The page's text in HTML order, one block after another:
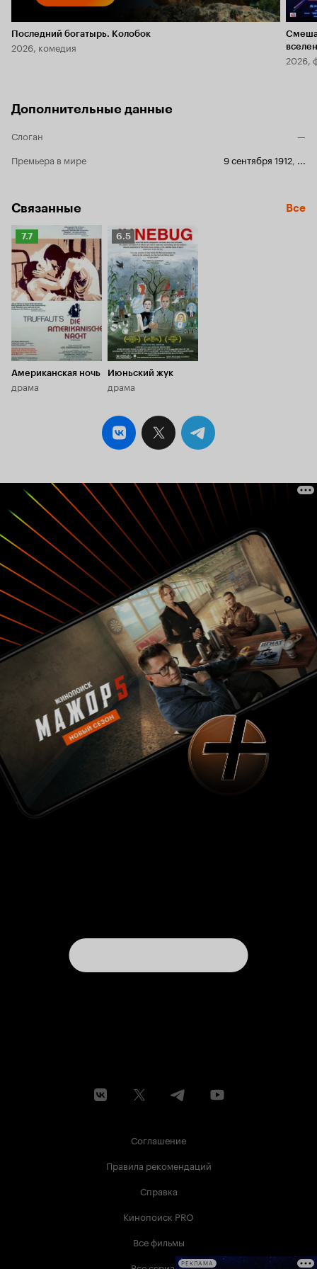
Последний богатырь. Колобок
2026, комедия
2026,
Дополнительные данные
Слоган
—
Премьера в мире
9 сентября 1912, ...
Связанные Все
Рейтинг
Кинопоиска
7.7
7.7
Американская ночь
драма
Рейтинг
Кинопоиска
6.5
6.5
Июньский жук
драма
Соглашение
Правила рекомендаций
Справка
Кинопоиск PRO
Все фильмы
РЕКЛАМА